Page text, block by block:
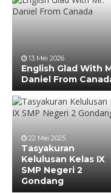
13 Mei 2026
English Glad With
Daniel From
22 Mei 2025
Tasyakuran
Kelulusan Kelas IX
SMP Negeri 2
Gondang